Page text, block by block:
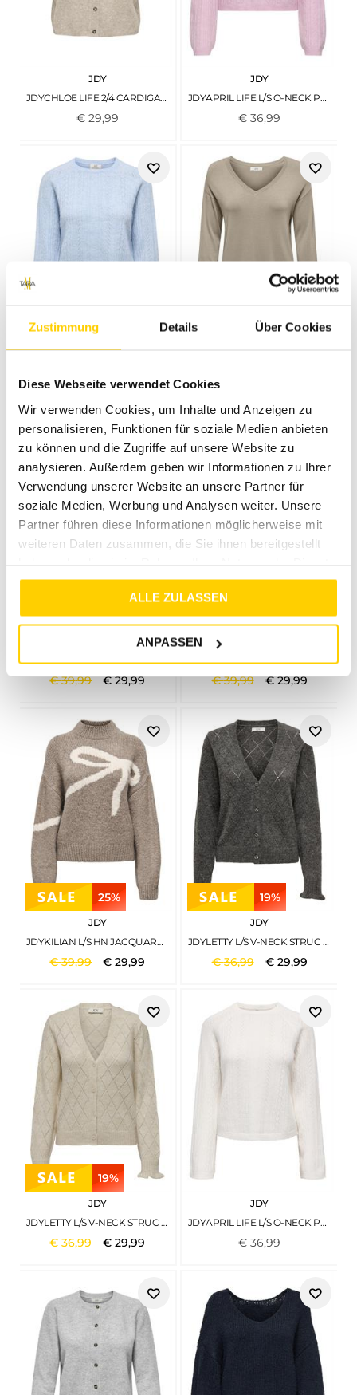
Zustimmung Details Über Cookies
Diese Webseite verwendet Cookies
Wir verwenden Cookies, um Inhalte und Anzeigen zu
personalisieren, Funktionen für soziale Medien anbieten
zu können und die Zugriffe auf unsere Website zu
analysieren. Außerdem geben wir Informationen zu Ihrer
Verwendung unserer Website an unsere Partner für
soziale Medien, Werbung und Analysen weiter. Unsere
Partner führen diese Informationen möglicherweise mit
weiteren Daten zusammen, die Sie ihnen bereitgestellt
gesammelt haben.
ALLE ZULASSEN
ANPASSEN
JDY
JDYCHLOE LIFE 2/4 CARDIGAN KNT NOOS TURTLEDOVE
€ 29,99
JDY
JDYAPRIL LIFE L/S O-NECK PULLOVER KNT FRAGRANT LILAC
€36,99
JDYAPRIL LIFE L/S O-NECK PULLOVER KNT CASHMERE BLUE
25%
JDYPIPER L/S SHORT CONTRAST CARDI KNT BLACK
€39,99 €29,99
25%
JDYLORRAINE ANIMAL SHORT CARDIGAN KNT CABERNET
€39,99 €29,99
25%
JDY
JDYKILIAN L/S HN JACQUARD PULLOVER KNT FOSSIL
€39,99 €29,99
19%
JDY
JDYLETTY L/S V-NECK STRUC CARDI KNT NOOS DARK GREY MELANGE
€36,99 € 29,99
19%
JDY
JDYLETTY L/S V-NECK STRUC CARDI KNT NOOS WHITECAP GRAY
€36,99 €29,99
JDY
JDYAPRIL LIFE L/S O-NECK PULLOVER KNT BRIGHT WHITE
€36,99